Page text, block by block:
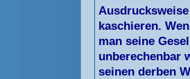
kaschieren.
man seine
unberechenbar
seinen derben